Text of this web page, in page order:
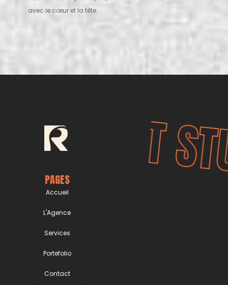
avec le cœur et la tête.
PAGES
Accueil
L'Agence
Services
Portefolio
Contact
RUST